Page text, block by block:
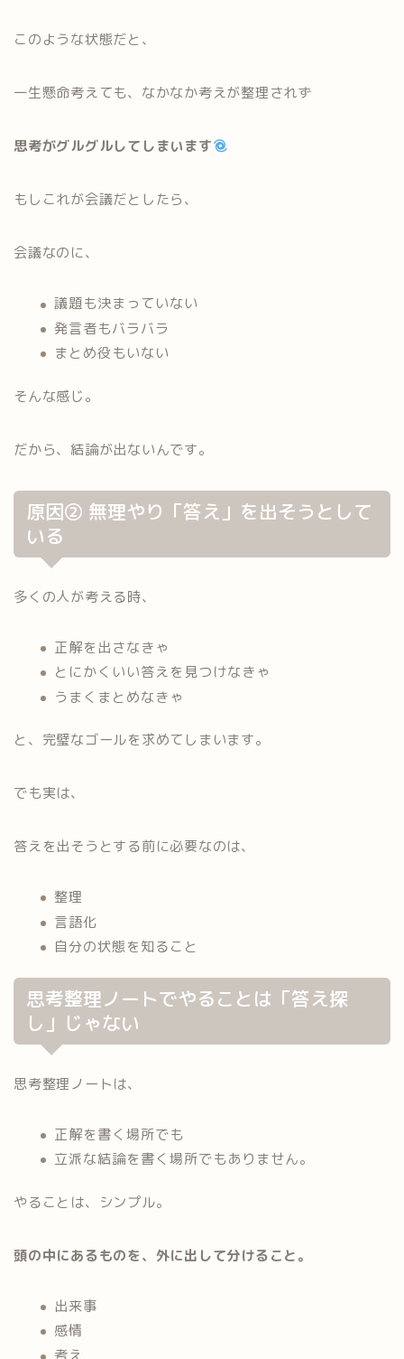
このような状態だと、
一生懸命考えても、なかなか考えが整理されず
思考がグルグルしてしまいます
もしこれが会議だとしたら、
会議なのに、
議題も決まっていない
発言者もバラバラ
まとめ役もいない
そんな感じ。
だから、結論が出ないんです。
原因② 無理やり「答え」を出そうとして
いる
多くの人が考える時、
正解を出さなきゃ
とにかくいい答えを見つけなきゃ
うまくまとめなきゃ
と、完璧なゴールを求めてしまいます。
でも実は、
答えを出そうとする前に必要なのは、
整理
言語化
自分の状態を知ること
思考整理ノートでやることは「答え探
し」じゃない
思考整理ノートは、
正解を書く場所でも
立派な結論を書く場所でもありません。
やることは、シンプル。
頭の中にあるものを、外に出して分けること。
出来事
感情